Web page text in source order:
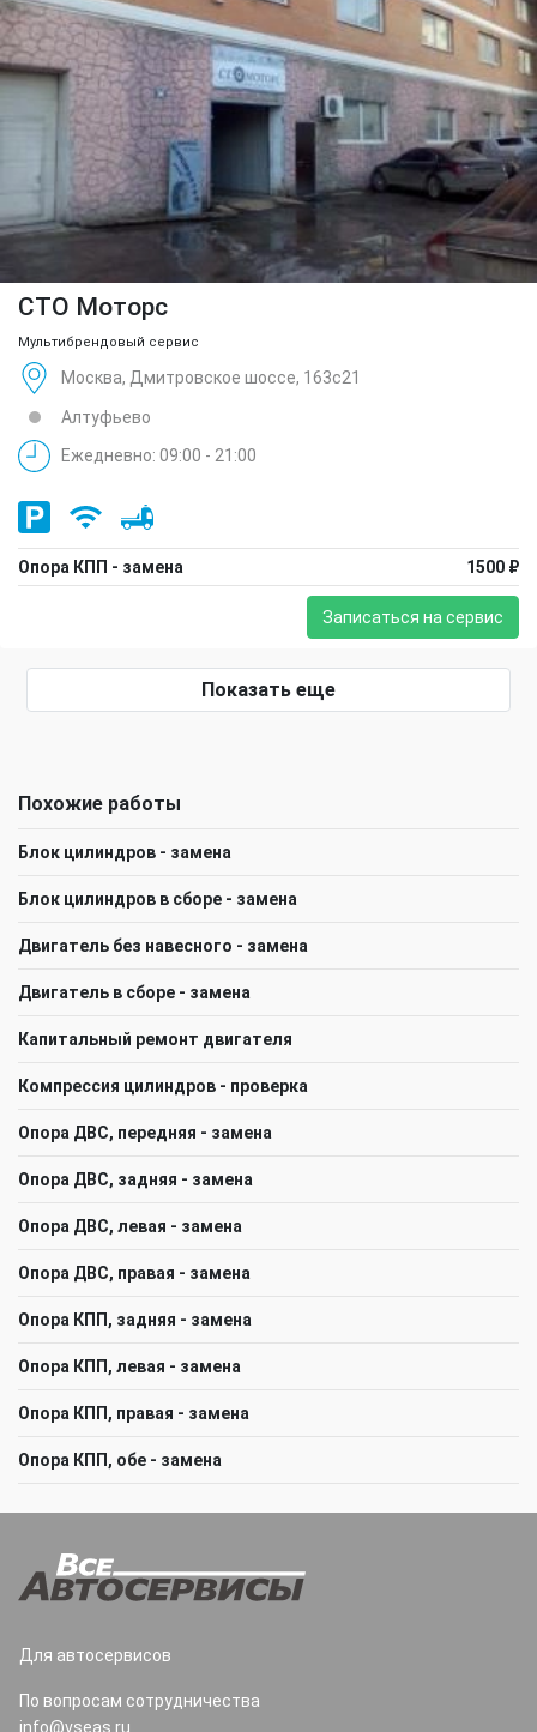
СТО Моторс
Мультибрендовый сервис
Москва, Дмитровское шоссе, 163с21
Алтуфьево
Ежедневно: 09:00 - 21:00
Опора КПП - замена 1500 ₽
Записаться на сервис
Показать еще
Похожие работы
Блок цилиндров - замена
Блок цилиндров в сборе - замена
Двигатель без навесного - замена
Двигатель в сборе - замена
Капитальный ремонт двигателя
Компрессия цилиндров - проверка
Опора ДВС, передняя - замена
Опора ДВС, задняя - замена
Опора ДВС, левая - замена
Опора ДВС, правая - замена
Опора КПП, задняя - замена
Опора КПП, левая - замена
Опора КПП, правая - замена
Опора КПП, обе - замена
Для автосервисов
По вопросам сотрудничества
info@vseas.ru